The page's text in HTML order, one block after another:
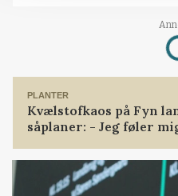
PLANTER
Kvælstofkaos på Fyn
såplaner: - Jeg føler